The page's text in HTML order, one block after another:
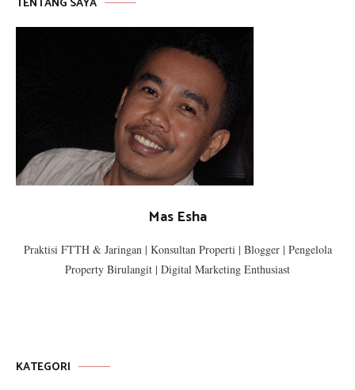
Mas Esha
Praktisi FTTH & Jaringan | Konsultan Properti | Blogger | Pengelola
Property Birulangit | Digital Marketing Enthusiast
KATEGORI